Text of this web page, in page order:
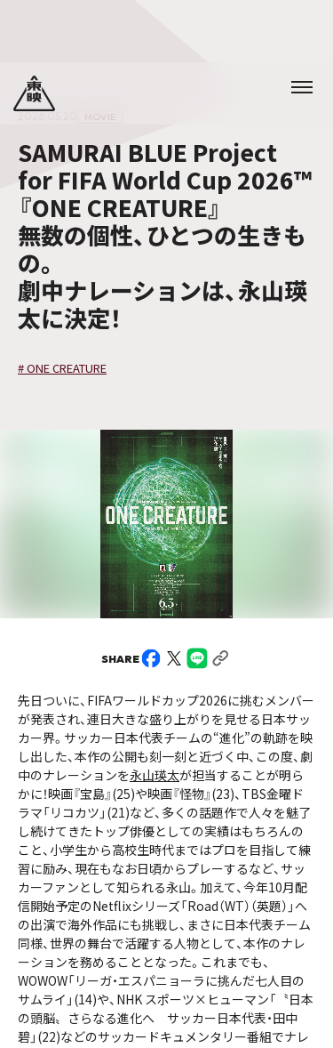
MOVIE
SAMURAI BLUE Project
for FIFA World Cup 2026™️
『ONE CREATURE』
無数の個性、ひとつの生きも
の。
劇中ナレーションは、永山瑛
太に決定！
#ONE CREATURE
SHARE
先日ついに、FIFAワールドカップ2026に挑むメンバー
が発表され、連日大きな盛り上がりを見せる日本サッ
カー界。サッカー日本代表チームの“進化”の軌跡を映
し出した、本作の公開も刻一刻と近づく中、この度、劇
中のナレーションを永山瑛太が担当することが明ら
かに！映画『宝島』(25)や映画『怪物』(23)、TBS金曜ド
ラマ「リコカツ」(21)など、多くの話題作で人々を魅了
し続けてきたトップ俳優としての実績はもちろんの
こと、小学生から高校生時代まではプロを目指して練
習に励み、現在もなお日頃からプレーするなど、サッ
カーファンとして知られる永山。加えて、今年10月配
信開始予定のNetflixシリーズ「Road（WT）（英題）」へ
の出演で海外作品にも挑戦し、まさに日本代表チーム
同様、世界の舞台で活躍する人物として、本作のナレ
ーションを務めることとなった。これまでも、
WOWOW「リーガ・エスパニョーラに挑んだ七人目の
サムライ」(14)や、NHK スポーツ×ヒューマン「〝日本
の頭脳〟さらなる進化へ サッカー日本代表・田中
碧」(22)などのサッカードキュメンタリー番組でナレ